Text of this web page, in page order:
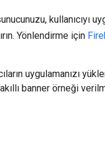
kullanıcıyı
Yönlendirme için
uygulamanızı
banner örneği